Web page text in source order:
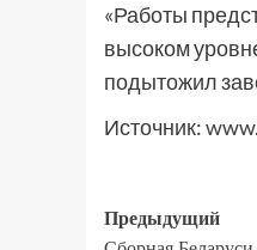
«Работы
высоком
подытожил
Источник:
Предыдущий